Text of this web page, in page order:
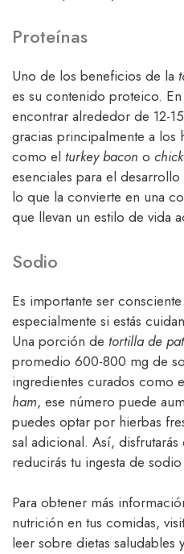
Proteínas
Uno de los beneficios de la
es su contenido proteico.
encontrar alrededor de 12-
gracias principalmente a los
como el turkey bacon o
esenciales para el
lo que la convierte en una
que llevan un estilo de vida
Sodio
Es importante ser
especialmente si estás
Una porción de tortilla de
promedio 600-800 mg de
ingredientes curados como
ham, ese número puede
puedes optar por hierbas
sal adicional. Así,
reducirás tu ingesta de
Para obtener más
nutrición en tus comidas,
leer sobre dietas saludables